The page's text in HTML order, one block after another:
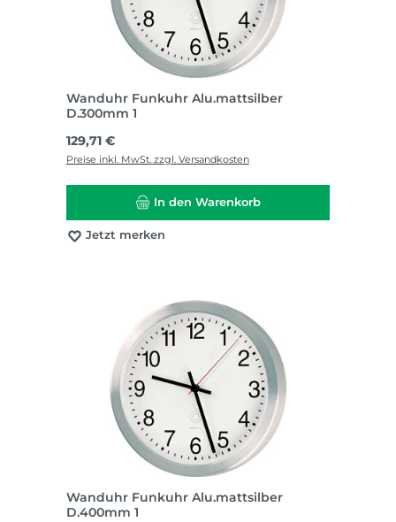
Wanduhr Funkuhr Alu.mattsilber
D.300mm 1
Regulärer Preis:
129,71 €
Preise inkl. MwSt. zzgl. Versandkosten
In den Warenkorb
Jetzt merken
Wanduhr Funkuhr Alu.mattsilber
D.400mm 1